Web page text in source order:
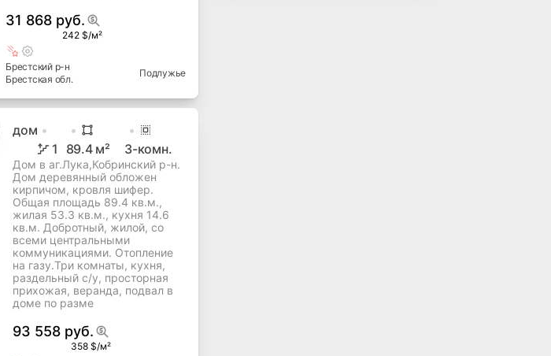
31 868 руб.
242 $/м²
Брестскийр-н
Брестская обл.
Подлужье
дом
1
89.4м² 3-комн.
Дом в аг.Лука,Кобринский р-н.
Дом деревянный обложен
кирпичом, кровля шифер.
Общая площадь 89.4 кв.м.,
жилая 53.3 кв.м., кухня 14.6
кв.м. Добротный, жилой, со
всеми центральными
коммуникациями. Отопление
на газу.Три комнаты, кухня,
раздельный с/у, просторная
прихожая, веранда, подвал в
доме по разме
93 558 руб.
358 $/м²